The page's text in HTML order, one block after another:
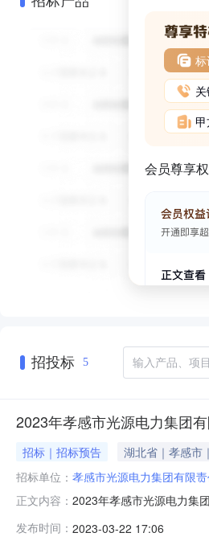
会员尊享
招投标 5
2023年孝感市光源电力集团
招标｜招标预告 湖北省｜孝感市
招标单位： 孝感市光源电力集团有限
正文内容： 2023年孝感市光源电力集
审核部门代码：无行政审
发布时间： 2023-03-22 17:06